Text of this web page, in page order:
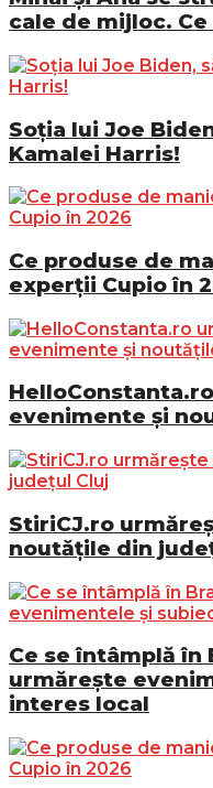
cale de mijloc.
Soția lui Joe
Kamalei Harris!
Ce produse de
experții Cupio în
evenimente și
StiriCJ.ro
noutățile din
Ce se întâmplă în
urmărește
interes local